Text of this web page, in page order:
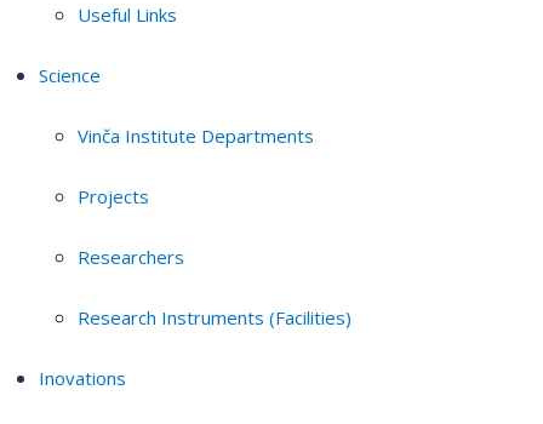
Useful Links
Science
Vinča Institute Departments
Projects
Researchers
Research Instruments (Facilities)
Inovations